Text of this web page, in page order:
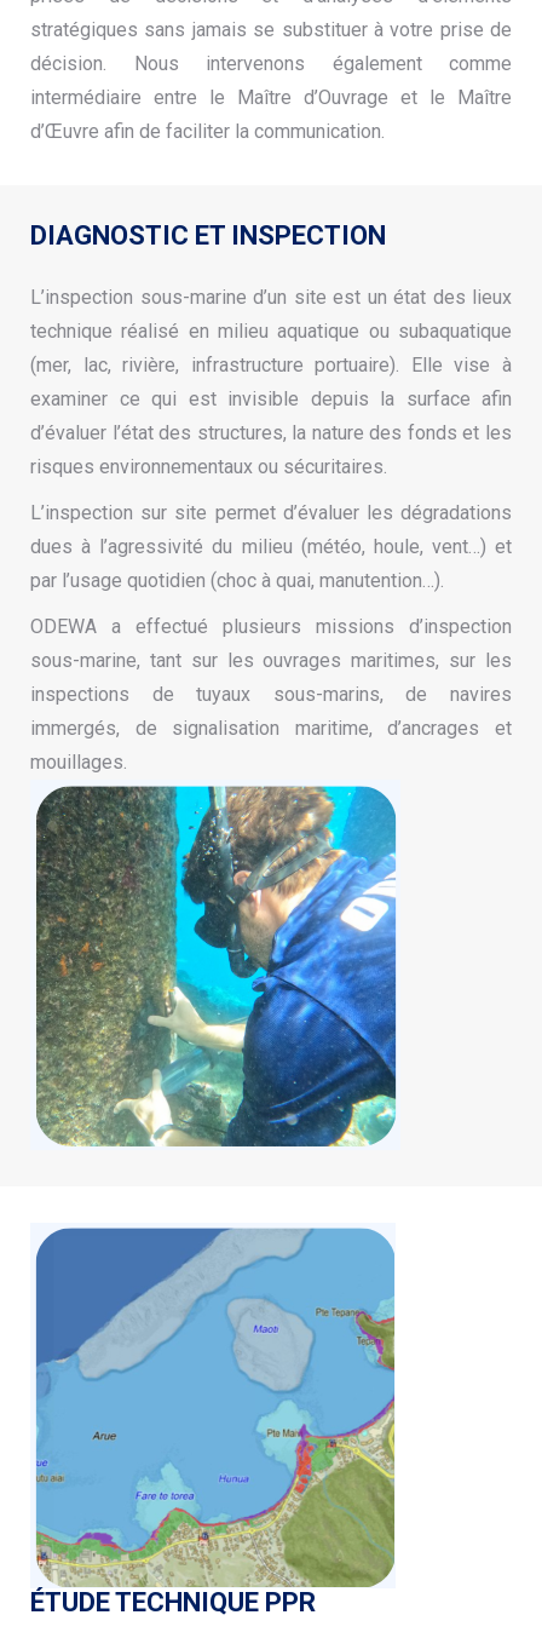
stratégiques sans jamais se substituer à votre prise de
décision. Nous intervenons également comme
intermédiaire entre le Maître d’Ouvrage et le Maître
d’Œuvre afin de faciliter la communication.
DIAGNOSTIC ET INSPECTION
L’inspection sous-marine d’un site est un état des lieux
technique réalisé en milieu aquatique ou subaquatique
(mer, lac, rivière, infrastructure portuaire). Elle vise à
examiner ce qui est invisible depuis la surface afin
d’évaluer l’état des structures, la nature des fonds et les
risques environnementaux ou sécuritaires.
L’inspection sur site permet d’évaluer les dégradations
dues à l’agressivité du milieu (météo, houle, vent…) et
par l’usage quotidien (choc à quai, manutention…).
ODEWA a effectué plusieurs missions d’inspection
sous-marine, tant sur les ouvrages maritimes, sur les
inspections de tuyaux sous-marins, de navires
immergés, de signalisation maritime, d’ancrages et
mouillages.
ÉTUDE TECHNIQUE PPR